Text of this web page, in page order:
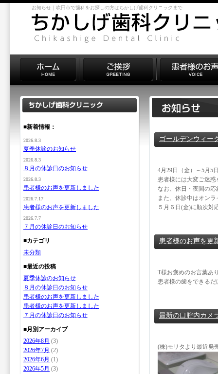
お知らせ｜吹田市で歯科をお探しの方はちかしげ歯科クリニックまで
ゴールデンウィー
4月29日（金）～5月5
患者様には大変ご迷
なお、休日・夜間の
また、休診中はオン
５月６日(金)に順次対
患者様のお声を更
T様お褒めのお言葉あ
患者様の歯をできる
最新の口腔内カメ
(株)モリタより最近発
■新着情報：
2026.8.3
夏季休診のお知らせ
2026.8.3
８月の休診日のお知らせ
2026.8.3
患者様のお声を更新しました
2026.7.17
患者様のお声を更新しました
2026.7.7
７月の休診日のお知らせ
■カテゴリ
未分類
■最近の投稿
夏季休診のお知らせ
８月の休診日のお知らせ
患者様のお声を更新しました
患者様のお声を更新しました
７月の休診日のお知らせ
■月別アーカイブ
2026年8月 (3)
2026年7月 (2)
2026年6月 (1)
2026年5月 (3)